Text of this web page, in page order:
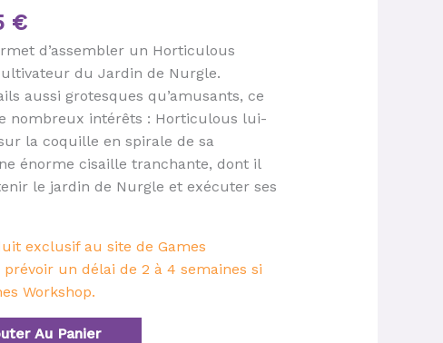
€
d’assembler un Horticulous
du Jardin de Nurgle.
aussi grotesques qu’amusants, ce
nombreux intérêts : Horticulous lui-
la coquille en spirale de sa
énorme cisaille tranchante, dont il
le jardin de Nurgle et exécuter ses
exclusif au site de Games
prévoir un délai de 2 à 4 semaines si
Workshop.
Au Panier